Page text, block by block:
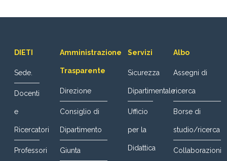
DIETI
Sede.
Docenti
e
Ricercatori
Professori
Amministrazione
Trasparente
Direzione
Consiglio di
Dipartimento
Giunta
Servizi
Sicurezza
Dipartimentale
Ufficio
per la
Didattica
Albo
Assegni di
ricerca
Borse di
studio/ricerca
Collaborazioni